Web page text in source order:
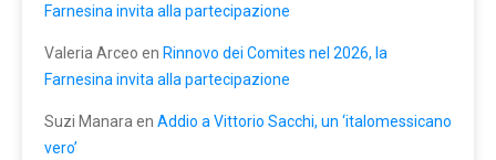
Farnesina invita alla partecipazione
Valeria Arceo en Rinnovo dei Comites nel 2026, la
Farnesina invita alla partecipazione
Suzi Manara en Addio a Vittorio Sacchi, un ‘italomessicano
vero’